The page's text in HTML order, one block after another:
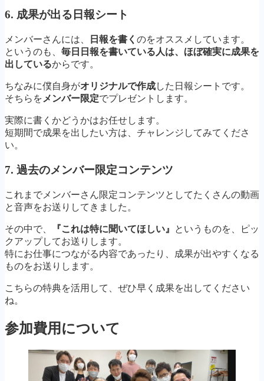
6. 成果が出る日報シート
メンバーさんには、 日報を書く のをオススメしています。
というのも、 毎日日報を書いている人は、ほぼ確実に成果を
出しているからです。
ちなみに僕自身がオリジナルで作成した日報シートです。
そちらを メンバー限定でプレゼントします。
実際に書くかどうかはお任せします。
短期間で成果を出したい方は、チャレンジしてみてくださ
い。
7. 過去のメンバー限定コンテンツ
これまでメンバーさん限定コンテンツとしてたくさんの動画
と音声をお送りしてきました。
その中で、 『これは特に聞いてほしい』
というものを、ピッ
クアップしてお送りします。
特にお仕事につながる内容であったり、成果が出やすくなる
ものをお送りします。
こちらの特典を活用して、ぜひ早く成果を出してください
ね。
参加費用について